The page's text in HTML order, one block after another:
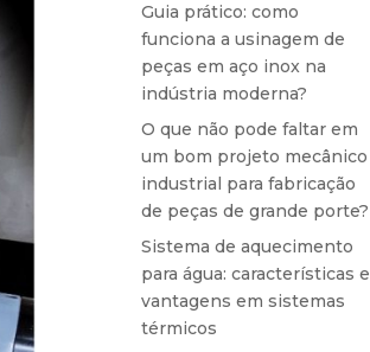
Guia prático: como
funciona a usinagem de
peças em aço inox na
indústria moderna?
O que não pode faltar em
um bom projeto mecânico
industrial para fabricação
de peças de grande porte?
Sistema de aquecimento
para água: características e
vantagens em sistemas
térmicos